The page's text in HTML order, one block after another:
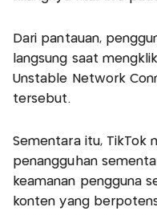
Dari pantauan,
langsung saat
Unstable Network
tersebut.
Sementara itu, TikTok
penangguhan
keamanan pengguna
konten yang